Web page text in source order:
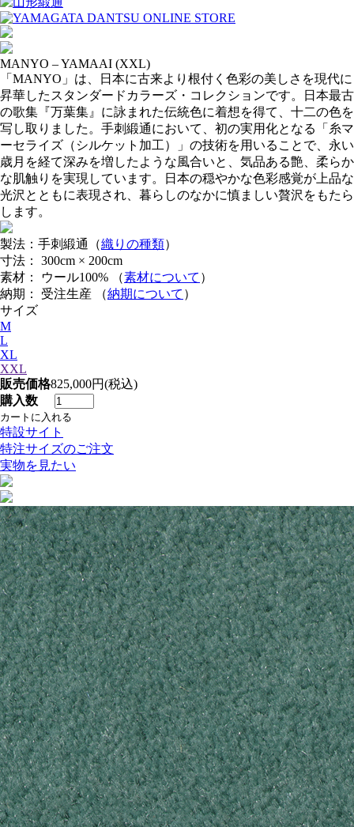
MANYO – YAMAAI (XXL)
「MANYO」は、日本に古来より根付く色彩の美しさを現代に
昇華したスタンダードカラーズ・コレクションです。日本最古
の歌集『万葉集』に詠まれた伝統色に着想を得て、十二の色を
写し取りました。手刺緞通において、初の実用化となる「糸マ
ーセライズ（シルケット加工）」の技術を用いることで、永い
歳月を経て深みを増したような風合いと、気品ある艶、柔らか
な肌触りを実現しています。日本の穏やかな色彩感覚が上品な
光沢とともに表現され、暮らしのなかに慎ましい贅沢をもたら
します。
製法：手刺緞通（織りの種類）
寸法： 300cm × 200cm
素材： ウール100% （素材について ）
納期： 受注生産 （納期について ）
サイズ
M
L
XL
XXL
販売価格825,000円(税込)
購入数
特設サイト
特注サイズのご注文
実物を見たい